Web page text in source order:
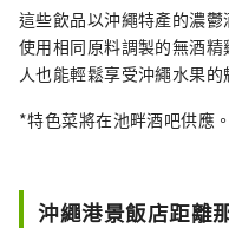
這些飲品以沖繩特產的濃
使用相同原料調製的無酒
人也能輕鬆享受沖繩水果的
*特色菜將在池畔酒吧供應。
沖繩港景飯店距離